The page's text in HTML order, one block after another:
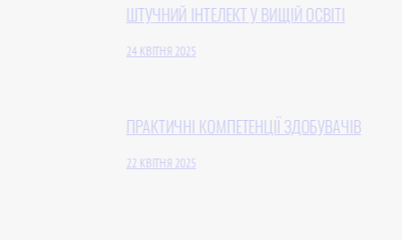
ШТУЧНИЙ ІНТЕЛЕКТ У ВИЩІЙ ОСВІТІ
24 КВІТНЯ 2025
ПРАКТИЧНІ КОМПЕТЕНЦІЇ ЗДОБУВАЧІВ
22 КВІТНЯ 2025